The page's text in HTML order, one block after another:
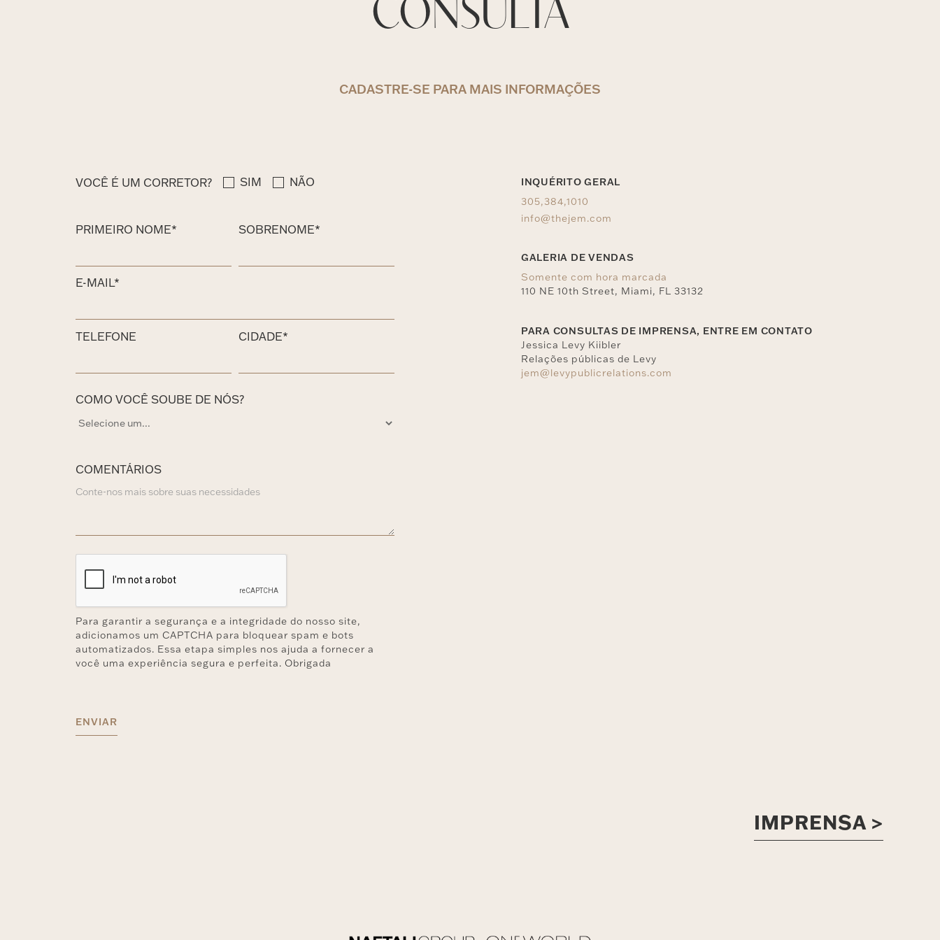
CONSULTA
CADASTRE-SE PARA MAIS INFORMAÇÕES
VOCÊ É UM CORRETOR? SIM NÃO
PRIMEIRO NOME* SOBRENOME*
E-MAIL*
TELEFONE CIDADE*
COMO VOCÊ SOUBE DE NÓS?
COMENTÁRIOS
Para garantir a segurança e a integridade do nosso site,
adicionamos um CAPTCHA para bloquear spam e bots
automatizados. Essa etapa simples nos ajuda a fornecer a
você uma experiência segura e perfeita. Obrigada
INQUÉRITO GERAL
305,384,1010
info@thejem.com
GALERIA DE VENDAS
Somente com hora marcada
110 NE 10th Street, Miami, FL 33132
PARA CONSULTAS DE IMPRENSA, ENTRE EM CONTATO
Jessica Levy Kiibler
Relações públicas de Levy
jem@levypublicrelations.com
IMPRENSA >